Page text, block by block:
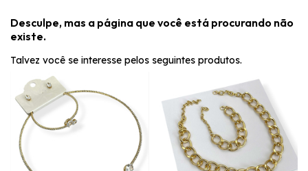
Desculpe, mas a página que você está procurando não
existe.
Talvez você se interesse pelos seguintes produtos.